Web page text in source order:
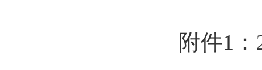
附件1 ：